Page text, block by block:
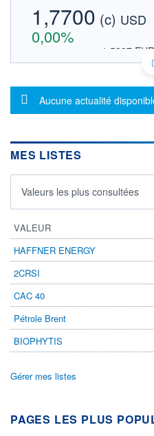
1,7700 (c) USD
0,00%
1,5337 EUR
DONNÉES TEMPS DIFFÉRÉ
Politique d'exécution
Cotation sur les autres
0,0000
0,0000
VOLUME
0
VALORISATION
LIMITE À LA
BAISSE
0,0000
ESTIMÉ 2026
-
DERNIER
ÉCHANGE
21.07.26 / 15:52:22
ÉLIGIBILITÉ
Non éligible
+
Message d'information
Aucune actualité
MES LISTES
Valeurs les plus consultées
VALEUR
HAFFNER ENERGY
2CRSI
CAC 40
Pétrole Brent
BIOPHYTIS
Gérer mes listes
PAGES LES PLUS